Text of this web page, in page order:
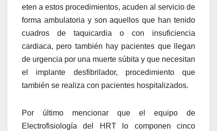
eten a estos procedimientos, acuden al servicio de
forma ambulatoria y son aquellos que han tenido
cuadros de taquicardia o con insuficiencia
cardiaca, pero también hay pacientes que llegan
de urgencia por una muerte súbita y que necesitan
el implante desfibrilador, procedimiento que
también se realiza con pacientes hospitalizados.
Por último mencionar que el equipo de
Electrofisiología del HRT lo componen cinco